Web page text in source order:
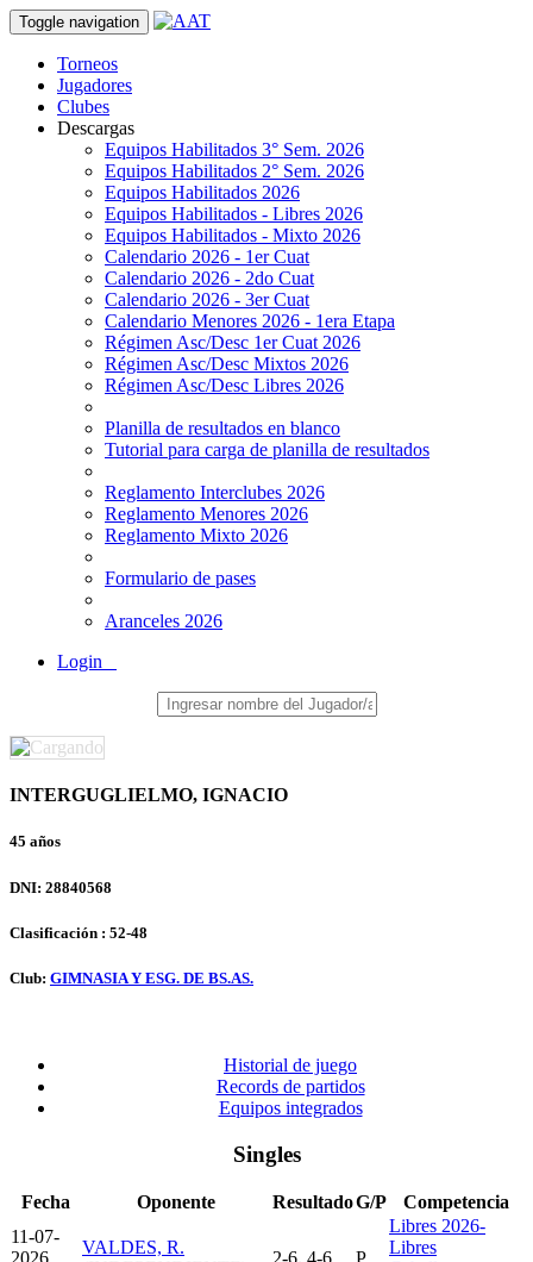
Toggle navigation
Torneos
Jugadores
Clubes
Descargas
Equipos Habilitados 3° Sem. 2026
Equipos Habilitados 2° Sem. 2026
Equipos Habilitados 2026
Equipos Habilitados - Libres 2026
Equipos Habilitados - Mixto 2026
Calendario 2026 - 1er Cuat
Calendario 2026 - 2do Cuat
Calendario 2026 - 3er Cuat
Calendario Menores 2026 - 1era Etapa
Régimen Asc/Desc 1er Cuat 2026
Régimen Asc/Desc Mixtos 2026
Régimen Asc/Desc Libres 2026
Planilla de resultados en blanco
Tutorial para carga de planilla de resultados
Reglamento Interclubes 2026
Reglamento Menores 2026
Reglamento Mixto 2026
Formulario de pases
Aranceles 2026
Login
INTERGUGLIELMO, IGNACIO
45 años
DNI: 28840568
Clasificación : 52-48
Club: GIMNASIA Y ESG. DE BS.AS.
Historial de juego
Records de partidos
Equipos integrados
Singles
Fecha Oponente ResultadoG/P
Competencia
11-07-
2026
VALDES, R.
2-6, 4-6 P
Libres 2026-
Libres